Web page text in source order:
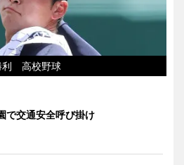
利 高校野球
で交通安全呼び掛け